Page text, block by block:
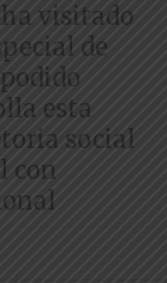
visitado
de
esta
social
con